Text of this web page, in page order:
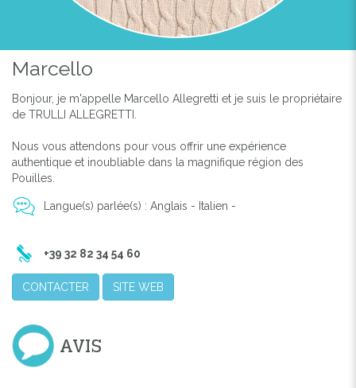
Marcello
Bonjour, je m'appelle Marcello Allegretti et je suis le propriétaire
de TRULLI ALLEGRETTI.
Nous vous attendons pour vous offrir une expérience
authentique et inoubliable dans la magnifique région des
Pouilles.
Langue(s) parlée(s) : Anglais - Italien -
+39 32 82 34 54 60
CONTACTER SITE WEB
AVIS